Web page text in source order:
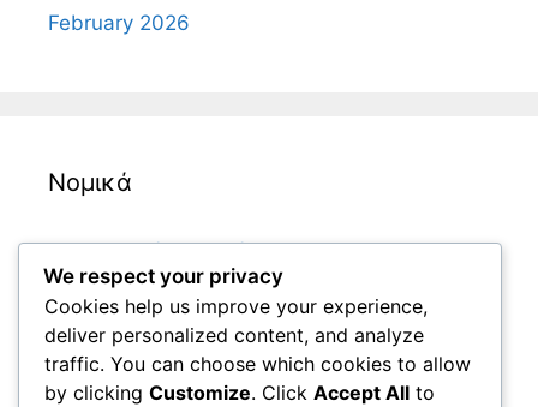
February 2026
Νομικά
Επικοινωνήστε μαζί μας
Η ιστορία μας
Πολιτική απορρήτου
Συμφωνία χρήστη
Προτιμήσεις cookies
We respect your privacy
Cookies help us improve your experience,
deliver personalized content, and analyze
traffic. You can choose which cookies to allow
by clicking Customize. Click Accept All to